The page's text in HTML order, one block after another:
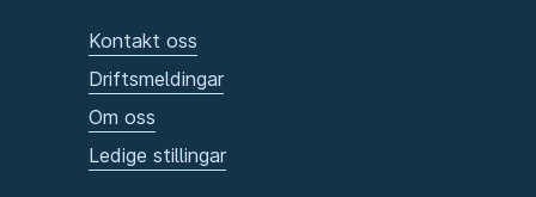
Kontakt oss
Driftsmeldingar
Om oss
Ledige stillingar